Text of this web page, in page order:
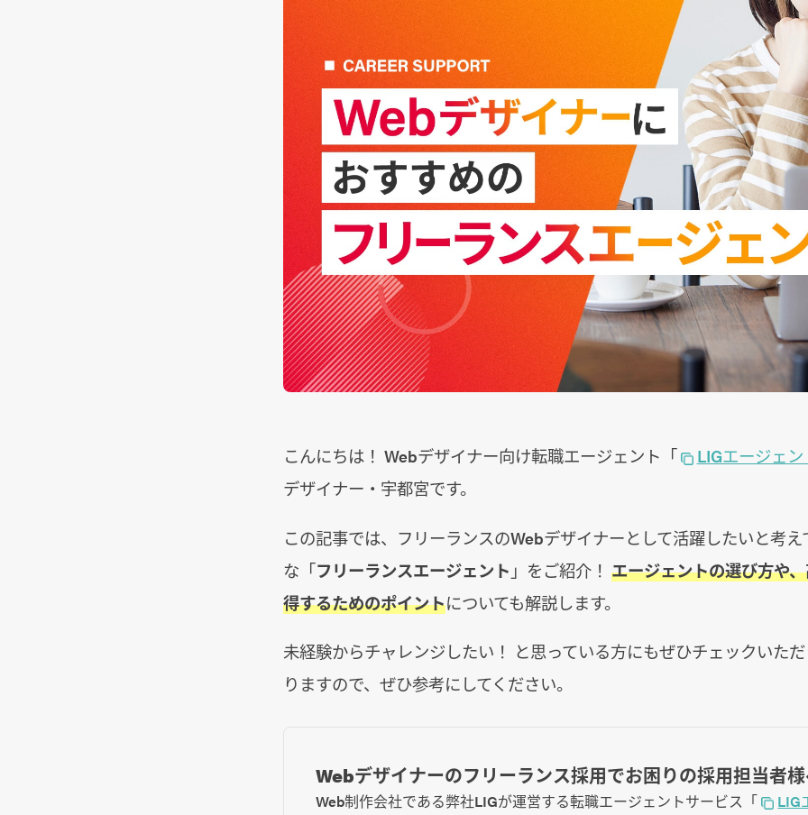
こんにちは！ Webデザイナー向け転職エージェント「
LIGエージェン
デザイナー・宇都宮です。
この記事では、フリーランスのWebデザイナーとして活躍したいと考
な「フリーランスエージェント 」をご紹介！ エージェントの選び方や
得するためのポイントについても解説します。
未経験からチャレンジしたい！ と思っている方にもぜひチェックいた
りますので、ぜひ参考にしてください。
Webデザイナーのフリーランス採用でお困りの採用担当者
Web制作会社である弊社LIGが運営する転職エージェントサービス「
LIG